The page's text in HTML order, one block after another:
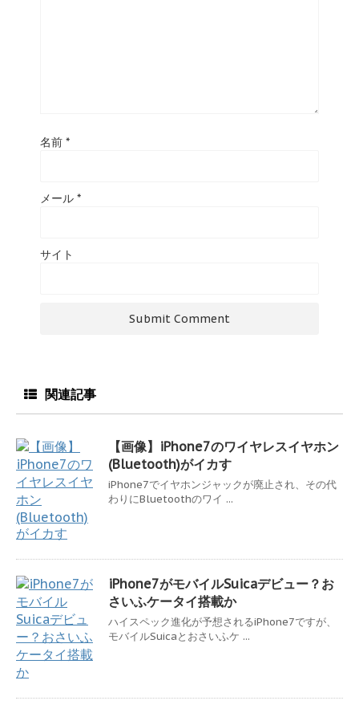
名前 *
メール *
サイト
関連記事
【画像】iPhone7のワイヤレスイヤホン
(Bluetooth)がイカす
iPhone7でイヤホンジャックが廃止され、その代
わりにBluetoothのワイ ...
iPhone7がモバイルSuicaデビュー？お
さいふケータイ搭載か
ハイスペック進化が予想されるiPhone7ですが、
モバイルSuicaとおさいふケ ...